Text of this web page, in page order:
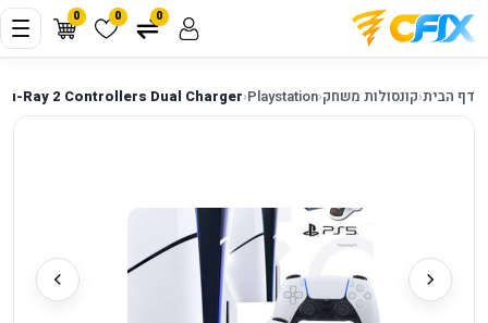
0 0 0
דף הבית‹קונסולות משחק‹
Playstation
‹
Ray 2 Controllers Dual Charger